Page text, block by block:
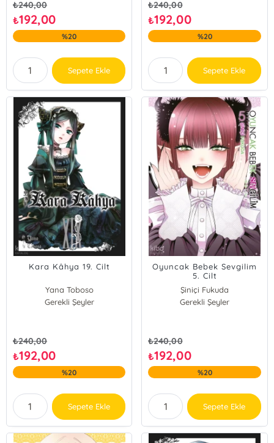
₺240,00
₺192,00
%20
Sepete Ekle
₺240,00
₺192,00
%20
Sepete Ekle
Kara Kâhya 19. Cilt
Yana Toboso
Gerekli Şeyler
₺240,00
₺192,00
%20
Sepete Ekle
Oyuncak Bebek Sevgilim
5. Cilt
Şiniçi Fukuda
Gerekli Şeyler
₺240,00
₺192,00
%20
Sepete Ekle